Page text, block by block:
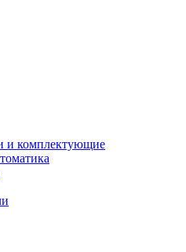
и комплектующие